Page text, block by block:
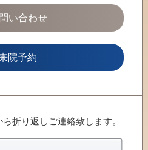
い合わせ
院予約
折り返しご連絡致します。